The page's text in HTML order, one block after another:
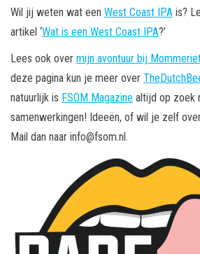
Wil jij weten wat een West Coast IPA is?
artikel ‘Wat is een West Coast IPA?’
Lees ook over mijn avontuur bij
deze pagina kun je meer over
natuurlijk is FSOM Magazine altijd op zoek
samenwerkingen! Ideeën, of wil je zelf
Mail dan naar info@fsom.nl.